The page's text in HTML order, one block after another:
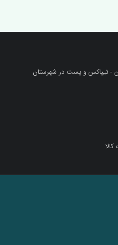
- تیپاکس و پست در شهرستان